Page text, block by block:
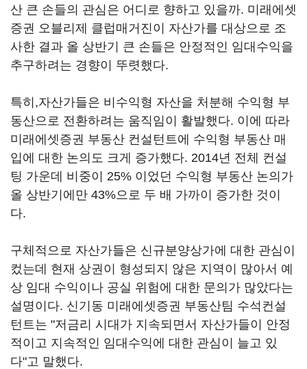
산 큰 손들의 관심은 어디로 향하고 있을까. 미래에셋
증권 오블리제 클럽매거진이 자산가를 대상으로 조
사한 결과 올 상반기 큰 손들은 안정적인 임대수익을
추구하려는 경향이 뚜렷했다.
특히,자산가들은 비수익형 자산을 처분해 수익형 부
동산으로 전환하려는 움직임이 활발했다. 이에 따라
미래에셋증권 부동산 컨설턴트에 수익형 부동산 매
입에 대한 논의도 크게 증가했다. 2014년 전체 컨설
팅 가운데 비중이 25% 이었던 수익형 부동산 논의가
올 상반기에만 43%으로 두 배 가까이 증가한 것이
다.
구체적으로 자산가들은 신규분양상가에 대한 관심이
컸는데 현재 상권이 형성되지 않은 지역이 많아서 예
상 임대 수익이나 공실 위험에 대한 문의가 많았다는
설명이다. 신기동 미래에셋증권 부동산팀 수석컨설
턴트는 "저금리 시대가 지속되면서 자산가들이 안정
적이고 지속적인 임대수익에 대한 관심이 늘고 있
다"고 말했다.